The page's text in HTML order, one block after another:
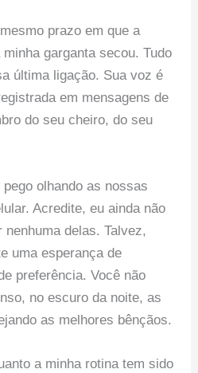
prazo em que a
garganta secou. Tudo
última ligação. Sua voz é
em mensagens de
do seu cheiro, do seu
olhando as nossas
Acredite, eu ainda não
delas. Talvez,
uma esperança de
preferência. Você não
no escuro da noite, as
as melhores bênçãos.
a minha rotina tem sido